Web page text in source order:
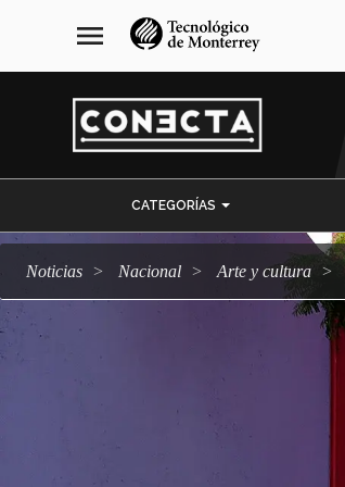
navegación
principal
menu
CATEGORÍAS
Noticias Nacional arte y cultura